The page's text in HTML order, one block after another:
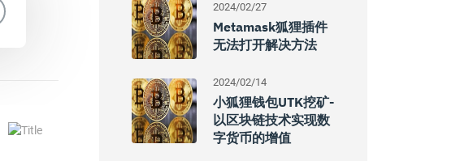
2024/02/27
Metamask狐狸插件
无法打开解决方法
2024/02/14
小狐狸钱包UTK挖矿-
以区块链技术实现数
字货币的增值